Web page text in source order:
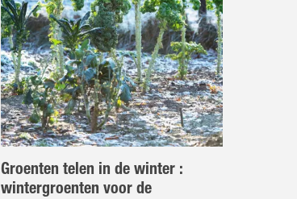
Groenten telen in de winter :
wintergroenten voor de